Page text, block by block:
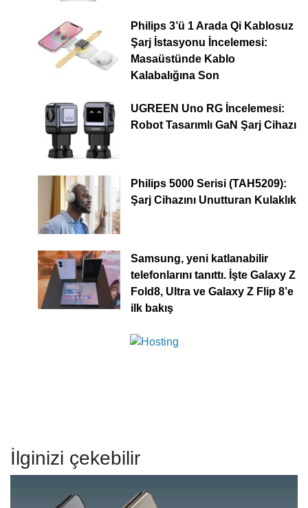
Philips 3’ü 1 Arada Qi Kablosuz
Şarj İstasyonu İncelemesi:
Masaüstünde Kablo
Kalabalığına Son
UGREEN Uno RG İncelemesi:
Robot Tasarımlı GaN Şarj Cihazı
Philips 5000 Serisi (TAH5209):
Şarj Cihazını Unutturan Kulaklık
Samsung, yeni katlanabilir
telefonlarını tanıttı. İşte Galaxy Z
Fold8, Ultra ve Galaxy Z Flip 8’e
ilk bakış
İlginizi çekebilir